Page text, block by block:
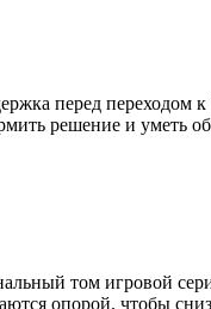
перед переходом
решение и уметь
том игровой
опорой, чтобы